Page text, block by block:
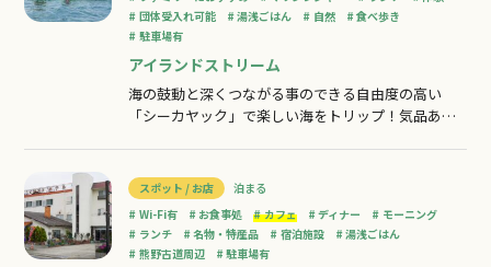
団体受入れ可能
湯浅ごはん 自然
食べ歩き
駐車場有
アイランドストリーム
海の鼓動と深くつながる事のできる自由度の高い
「シーカヤック」で楽しい海をトリップ！気品ある
秘境的スポットがふんだんに隠された一級フィール
ドを裏の裏まで知りつくしたガイドが案内します。
シーカヤックを楽しんだ後は併設のカフェでゆっく
スポット / お店
泊まる
Wi-Fi有
お食事処 カフェ ディナー
モーニング
ランチ
名物・特産品 宿泊施設
湯浅ごはん
熊野古道周辺
駐車場有